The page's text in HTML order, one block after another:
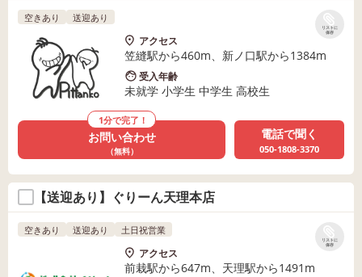
リストに
保存
空きあり 送迎あり
アクセス
笠縫駅から460m、新ノ口駅から1384m
受入年齢
未就学 小学生 中学生 高校生
1分で完了！
お問い合わせ
（無料）
電話で聞く
050-1808-3370
【送迎あり】ぐりーん天理本店
リストに
保存
空きあり 送迎あり 土日祝営業
アクセス
前栽駅から647m、天理駅から1491m